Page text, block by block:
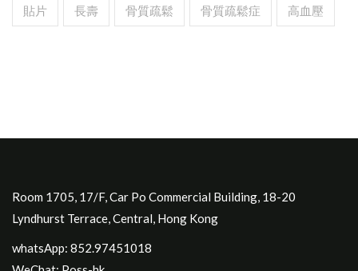
貼片 長壽 骨質疏鬆 骨質疏鬆症 高血壓
Room 1705, 17/F, Car Po Commercial Building, 18-20
Lyndhurst Terrace, Central, Hong Kong
whatsApp: 852.97451018